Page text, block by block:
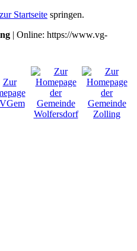
zur Startseite springen.
| Online: https://www.vg-